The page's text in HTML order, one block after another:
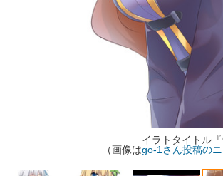
イラトタイトル『
（画像はgo-1さん投稿の